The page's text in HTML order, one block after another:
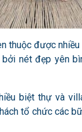
thuộc được
nét đẹp yên
biệt thự và
tổ chức các